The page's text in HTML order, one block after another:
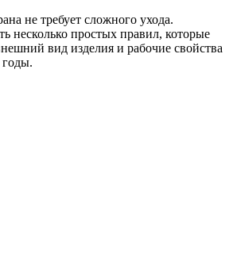
не требует сложного ухода.
несколько простых правил, которые
вид изделия и рабочие свойства
годы.